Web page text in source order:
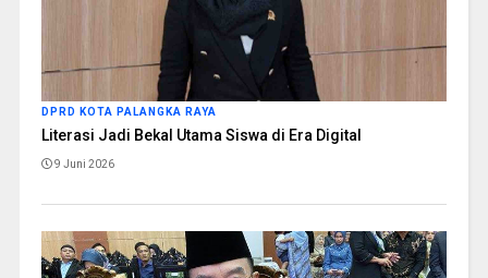
DPRD KOTA PALANGKA RAYA
Literasi Jadi Bekal Utama Siswa di Era Digital
9 Juni 2026